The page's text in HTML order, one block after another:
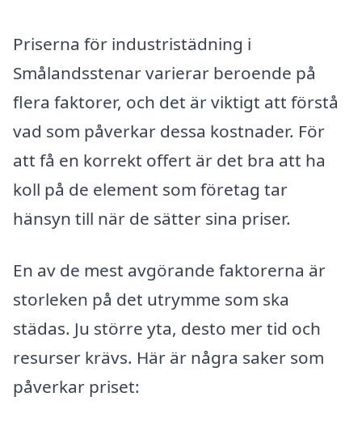
Priserna för industristädning i
Smålandsstenar varierar beroende på
flera faktorer, och det är viktigt att förstå
vad som påverkar dessa kostnader. För
att få en korrekt offert är det bra att ha
koll på de element som företag tar
hänsyn till när de sätter sina priser.
En av de mest avgörande faktorerna är
storleken på det utrymme som ska
städas. Ju större yta, desto mer tid och
resurser krävs. Här är några saker som
påverkar priset: